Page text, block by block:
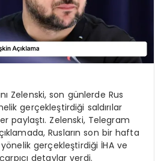
Zelenski, son günlerde Rus
gerçekleştirdiği saldırılar
paylaştı. Zelenski, Telegram
Rusların son bir hafta
gerçekleştirdiği İHA ve
detaylar verdi.